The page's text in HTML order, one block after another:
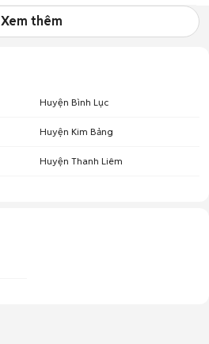
Xem thêm
Huyện Bình Lục
Huyện Kim Bảng
Huyện Thanh Liêm